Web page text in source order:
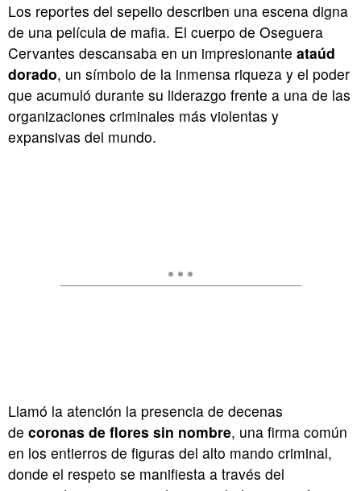
Los reportes del sepelio describen una escena digna
de una película de mafia. El cuerpo de Oseguera
Cervantes descansaba en un impresionante ataúd
dorado, un símbolo de la inmensa riqueza y el poder
que acumuló durante su liderazgo frente a una de las
organizaciones criminales más violentas y
expansivas del mundo.
Llamó la atención la presencia de decenas
de coronas de flores sin nombre, una firma común
en los entierros de figuras del alto mando criminal,
donde el respeto se manifiesta a través del